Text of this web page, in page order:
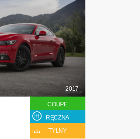
2017
COUPE
RĘCZNA
TYLNY